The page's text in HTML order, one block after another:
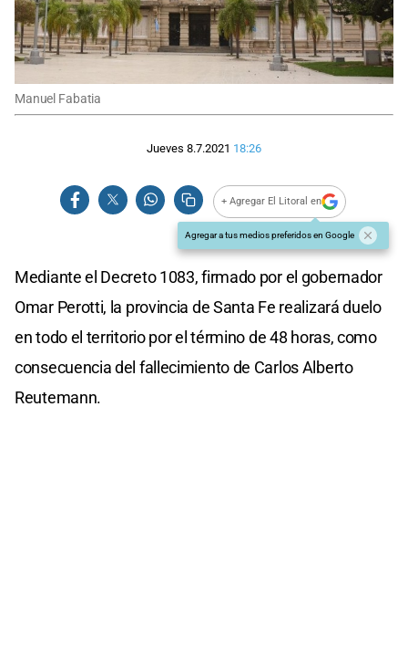
Manuel Fabatia
Jueves 8.7.2021 18:26
+ Agregar El Litoral en
Agregar a tus medios preferidos en Google
Mediante el Decreto 1083, firmado por el gobernador
Omar Perotti, la provincia de Santa Fe realizará duelo
en todo el territorio por el término de 48 horas, como
consecuencia del fallecimiento de Carlos Alberto
Reutemann.